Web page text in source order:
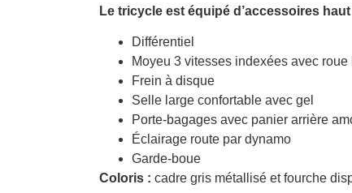
Le tricycle est équipé d’accessoires
Différentiel
Moyeu 3 vitesses indexées avec
Frein à disque
Selle large confortable avec gel
Porte-bagages avec panier arrière
Éclairage route par dynamo
Garde-boue
Coloris : cadre gris métallisé et fourche